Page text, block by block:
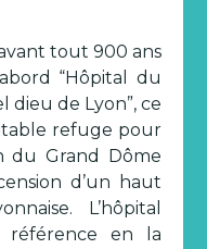
tout 900 ans
“Hôpital du
dieu de Lyon”, ce
refuge pour
du Grand Dôme
d’un haut
L’hôpital
référence en la